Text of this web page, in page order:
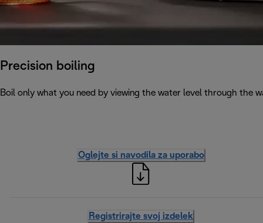
Precision boiling
Boil only what you need by viewing the water level through the
Oglejte si navodila za uporabo
Registrirajte svoj izdelek